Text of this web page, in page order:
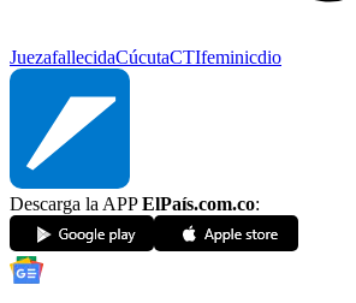
JuezafallecidaCúcutaCTIfeminicdio
Descarga la APPElPaís.com.co: